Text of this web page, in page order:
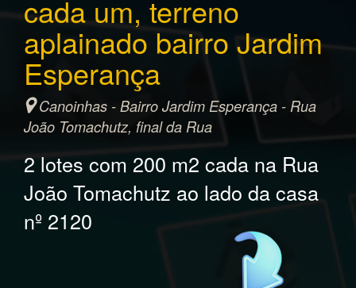
cada um, terreno
aplainado bairro Jardim
Esperança
Canoinhas - Bairro Jardim Esperança - Rua
João Tomachutz, final da Rua
2 lotes com 200 m2 cada na Rua
João Tomachutz ao lado da casa
nº 2120